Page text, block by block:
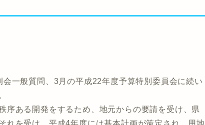
一般質問、3月の平成22年度予算特別委員会に続い
ある開発をするため、地元からの要請を受け、県
れを受け、平成4年度には基本計画が策定され、用地